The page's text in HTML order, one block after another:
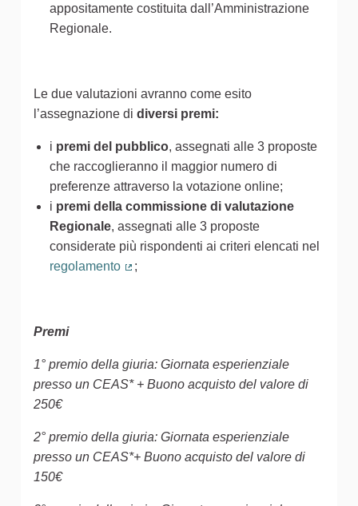
appositamente costituita dall’Amministrazione
Regionale.
Le due valutazioni avranno come esito
l’assegnazione di diversi premi:
i premi del pubblico, assegnati alle 3 proposte
che raccoglieranno il maggior numero di
preferenze attraverso la votazione online;
i premi della commissione di valutazione
Regionale, assegnati alle 3 proposte
considerate più rispondenti ai criteri elencati nel
regolamento
;
Premi
1° premio della giuria: Giornata esperienziale
presso un CEAS* + Buono acquisto del valore di
250€
2° premio della giuria: Giornata esperienziale
presso un CEAS*+ Buono acquisto del valore di
150€